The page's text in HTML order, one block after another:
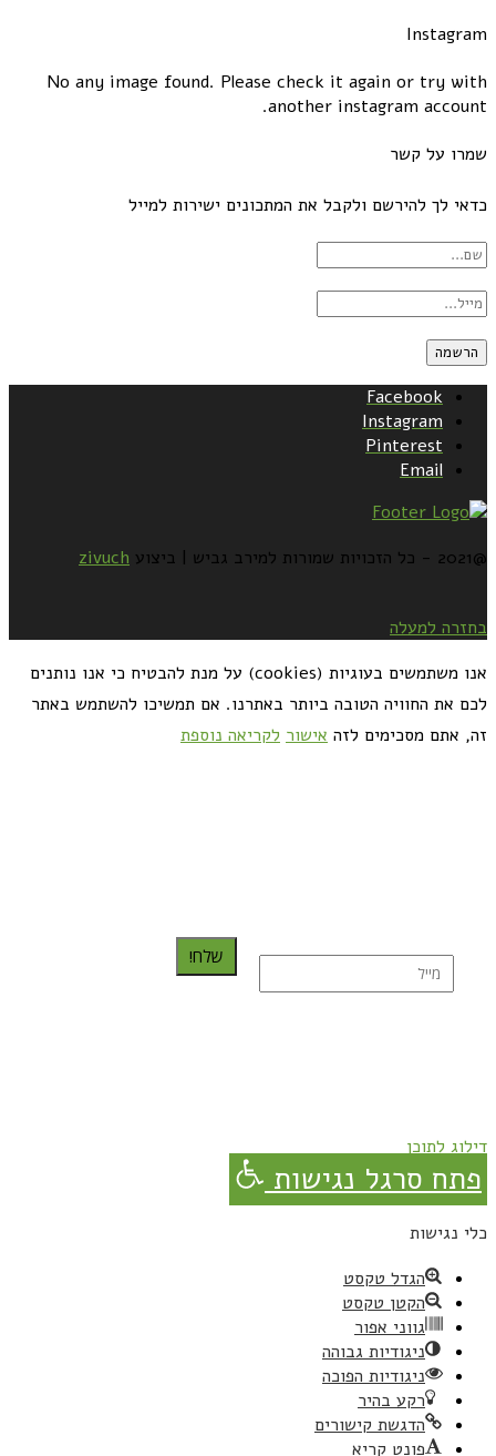
Instagram
No any image found. Please check it again or try with
another instagram account.
שמרו על קשר
כדאי לך להירשם ולקבל את המתכונים ישירות למייל
Facebook
Instagram
Pinterest
Email
@2021 - כל הזכויות שמורות למירב גביש | ביצוע zivuch
בחזרה למעלה
אנו משתמשים בעוגיות (cookies) על מנת להבטיח כי אנו נותנים
לכם את החוויה הטובה ביותר באתרנו. אם תמשיכו להשתמש באתר
זה, אתם מסכימים לזה אישור לקריאה נוספת
שלח!
דילוג לתוכן
פתח סרגל נגישות
כלי נגישות
הגדל טקסט
הקטן טקסט
גווני אפור
ניגודיות גבוהה
ניגודיות הפוכה
רקע בהיר
הדגשת קישורים
פונט קריא